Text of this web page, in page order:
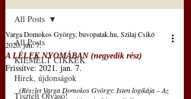
All Posts
KIEMELT CIKKEK
Hírek, újdonságok
Tisztelt Olvasó!
All Posts
A LÉLEK NYOMÁBAN (negyedik rész)
Varga Domokos György, buvopatak.hu, Szilaj Csikó
2020. jún. 7.
Frissítve: 2021. jan. 7.
(Részlet Varga Domokos György: Isten logikája – Az